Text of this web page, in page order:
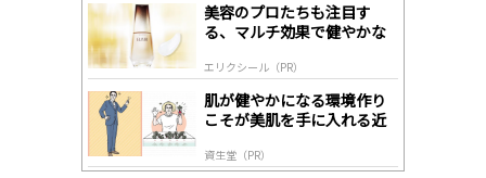
美容のプロたちも注目す
る、マルチ効果で健やかな
エリクシール（PR）
肌が健やかになる環境作り
こそが美肌を手に入れる近
資生堂（PR）